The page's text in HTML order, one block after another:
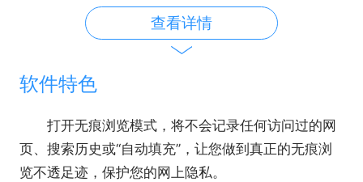
查看详情
软件特色
打开无痕浏览模式，将不会记录任何访问过的网
页、搜索历史或“自动填充”，让您做到真正的无痕浏
览不透足迹，保护您的网上隐私。